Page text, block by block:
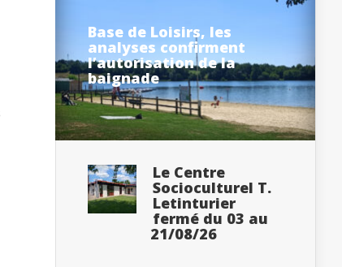
Base de Loisirs, les
analyses confirment
l’autorisation de la
baignade
Le Centre
Socioculturel T.
Letinturier
fermé du 03 au
21/08/26